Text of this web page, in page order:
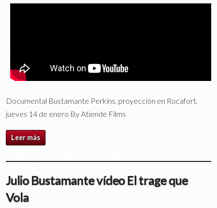
Documental Bustamante Perkins, proyección en Rocafort,
jueves 14 de enero By Atiende Films
Leer más
Julio Bustamante vídeo El trage que
Vola